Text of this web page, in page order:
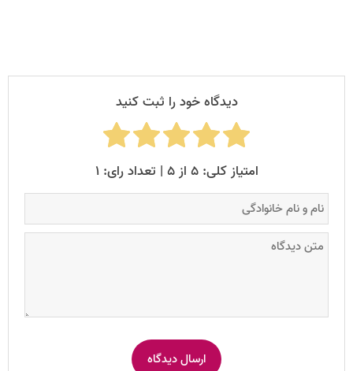
دیدگاه خود را ثبت کنید
امتیاز کلی: ۵ از ۵ | تعداد رای: ۱